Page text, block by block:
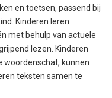
en toetsen, passend bij
Kinderen leren
met behulp van actuele
lezen. Kinderen
woordenschat, kunnen
teksten samen te